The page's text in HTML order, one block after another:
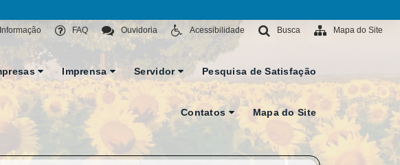
Mapa do Site
Busca
Acessibilidade
Ouvidoria
FAQ
Imprensa Servidor Pesquisa de Satisfação
Contatos Mapa do Site